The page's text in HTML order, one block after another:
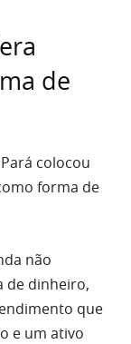
de
colocou
forma de
não
de dinheiro,
que
e um ativo